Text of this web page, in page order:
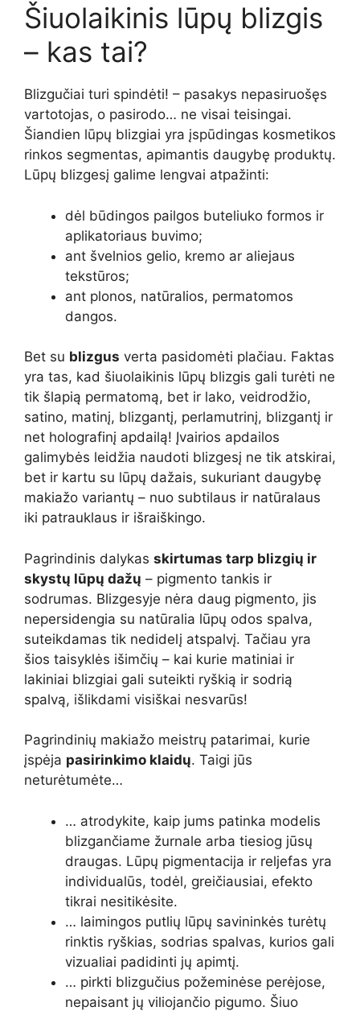
Šiuolaikinis lūpų blizgis
– kas tai?
Blizgučiai turi spindėti! – pasakys nepasiruošęs
vartotojas, o pasirodo… ne visai teisingai.
Šiandien lūpų blizgiai yra įspūdingas kosmetikos
rinkos segmentas, apimantis daugybę produktų.
Lūpų blizgesį galime lengvai atpažinti:
dėl būdingos pailgos buteliuko formos ir
aplikatoriaus buvimo;
ant švelnios gelio, kremo ar aliejaus
tekstūros;
ant plonos, natūralios, permatomos
dangos.
Bet su blizgus verta pasidomėti plačiau. Faktas
yra tas, kad šiuolaikinis lūpų blizgis gali turėti ne
tik šlapią permatomą, bet ir lako, veidrodžio,
satino, matinį, blizgantį, perlamutrinį, blizgantį ir
net holografinį apdailą! Įvairios apdailos
galimybės leidžia naudoti blizgesį ne tik atskirai,
bet ir kartu su lūpų dažais, sukuriant daugybę
makiažo variantų – nuo ​​subtilaus ir natūralaus
iki patrauklaus ir išraiškingo.
Pagrindinis dalykas skirtumas tarp blizgių ir
skystų lūpų dažų – pigmento tankis ir
sodrumas. Blizgesyje nėra daug pigmento, jis
nepersidengia su natūralia lūpų odos spalva,
suteikdamas tik nedidelį atspalvį. Tačiau yra
šios taisyklės išimčių – kai kurie matiniai ir
lakiniai blizgiai gali suteikti ryškią ir sodrią
spalvą, išlikdami visiškai nesvarūs!
Pagrindinių makiažo meistrų patarimai, kurie
įspėja pasirinkimo klaidų. Taigi jūs
neturėtumėte…
… atrodykite, kaip jums patinka modelis
blizgančiame žurnale arba tiesiog jūsų
draugas. Lūpų pigmentacija ir reljefas yra
individualūs, todėl, greičiausiai, efekto
tikrai nesitikėsite.
… laimingos putlių lūpų savininkės turėtų
rinktis ryškias, sodrias spalvas, kurios gali
vizualiai padidinti jų apimtį.
… pirkti blizgučius požeminėse perėjose,
nepaisant jų viliojančio pigumo. Šiuo